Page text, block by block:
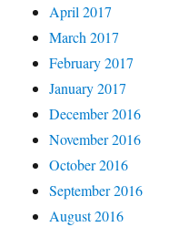
April 2017
March 2017
February 2017
January 2017
December 2016
November 2016
October 2016
September 2016
August 2016